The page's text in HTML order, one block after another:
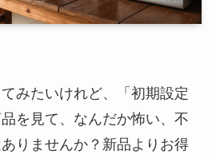
みたいけれど、「初期設定
を見て、なんだか怖い、不
りませんか？新品よりお得